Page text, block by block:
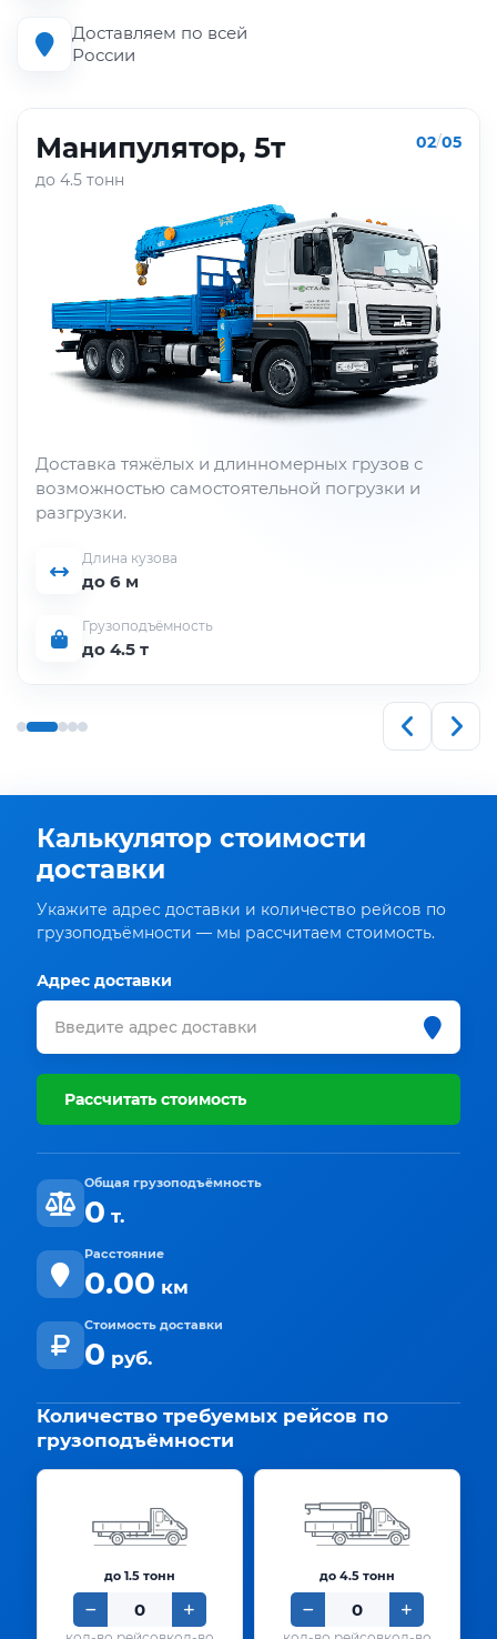
Доставляем по всей
России
Манипулятор, 5т
до 4.5 тонн
02/05
Доставка тяжёлых и длинномерных грузов с
возможностью самостоятельной погрузки и
разгрузки.
Длина кузова
до 6 м
Грузоподъёмность
до 4.5 т
Калькулятор стоимости
доставки
Укажите адрес доставки и количество рейсов по
грузоподъёмности — мы рассчитаем стоимость.
Адрес доставки
Рассчитать стоимость
Общая грузоподъёмность
0 т.
Расстояние
0.00 км
Стоимость доставки
0 руб.
Количество требуемых рейсов по
грузоподъёмности
до 1.5 тонн до 4.5 тонн